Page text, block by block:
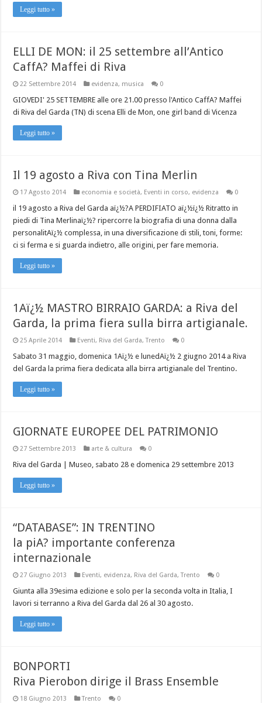
Leggi tutto »
ELLI DE MON: il 25 settembre all’Antico
CaffA? Maffei di Riva
22 Settembre 2014 evidenza, musica 0
GIOVEDI' 25 SETTEMBRE alle ore 21.00 presso l'Antico CaffA? Maffei
di Riva del Garda (TN) di scena Elli de Mon, one girl band di Vicenza
Leggi tutto »
Il 19 agosto a Riva con Tina Merlin
17 Agosto 2014 economia e società, Eventi in corso, evidenza 0
il 19 agosto a Riva del Garda aï¿½?A PERDIFIATO aï¿½ï¿½ Ritratto in
piedi di Tina Merlinaï¿½? ripercorre la biografia di una donna dalla
personalitAï¿½ complessa, in una diversificazione di stili, toni, forme:
ci si ferma e si guarda indietro, alle origini, per fare memoria.
Leggi tutto »
1Aï¿½ MASTRO BIRRAIO GARDA: a Riva del
Garda, la prima fiera sulla birra artigianale.
25 Aprile 2014 Eventi, Riva del Garda,Trento 0
Sabato 31 maggio, domenica 1Aï¿½ e lunedAï¿½ 2 giugno 2014 a Riva
del Garda la prima fiera dedicata alla birra artigianale del Trentino.
Leggi tutto »
GIORNATE EUROPEE DEL PATRIMONIO
27 Settembre 2013 arte & cultura 0
Riva del Garda | Museo, sabato 28 e domenica 29 settembre 2013
Leggi tutto »
“DATABASE”: IN TRENTINO
la piA? importante conferenza
internazionale
27 Giugno 2013 Eventi, evidenza, Riva del Garda,Trento 0
Giunta alla 39esima edizione e solo per la seconda volta in Italia, I
lavori si terranno a Riva del Garda dal 26 al 30 agosto.
Leggi tutto »
BONPORTI
Riva Pierobon dirige il Brass Ensemble
18 Giugno 2013 Trento 0